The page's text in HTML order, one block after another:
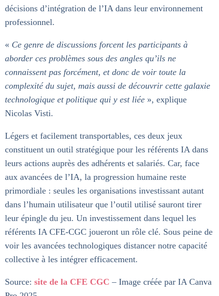
décisions d’intégration de l’IA dans leur environnement
professionnel.
« Ce genre de discussions forcent les participants à
aborder ces problèmes sous des angles qu’ils ne
connaissent pas forcément, et donc de voir toute la
complexité du sujet, mais aussi de découvrir cette galaxie
technologique et politique qui y est liée », explique
Nicolas Visti.
Légers et facilement transportables, ces deux jeux
constituent un outil stratégique pour les référents IA dans
leurs actions auprès des adhérents et salariés. Car, face
aux avancées de l’IA, la progression humaine reste
primordiale : seules les organisations investissant autant
dans l’humain utilisateur que l’outil utilisé sauront tirer
leur épingle du jeu. Un investissement dans lequel les
référents IA CFE-CGC joueront un rôle clé. Sous peine de
voir les avancées technologiques distancer notre capacité
collective à les intégrer efficacement.
Source: site de la CFE CGC – Image créée par IA Canva